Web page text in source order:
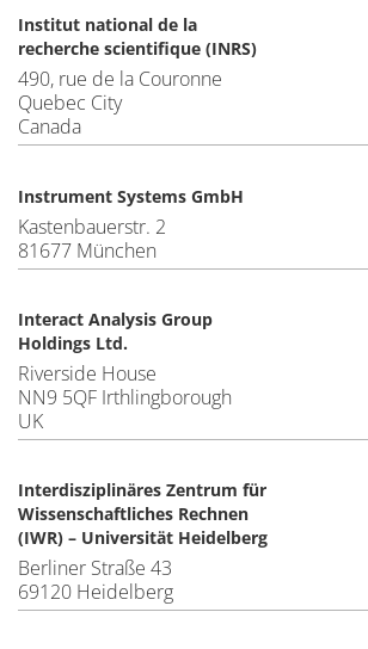
Institut national de la
recherche scientifique (INRS)
490, rue de la Couronne
Quebec City
Canada
Instrument Systems GmbH
Kastenbauerstr. 2
81677 München
Interact Analysis Group
Holdings Ltd.
Riverside House
NN9 5QF Irthlingborough
UK
Interdisziplinäres Zentrum für
Wissenschaftliches Rechnen
(IWR) – Universität Heidelberg
Berliner Straße 43
69120 Heidelberg